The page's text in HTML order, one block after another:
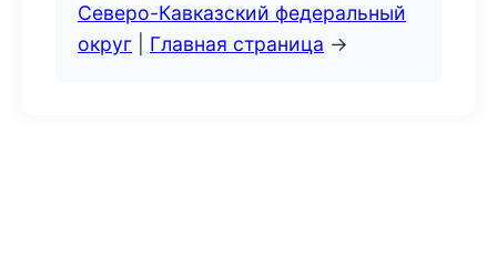
Северо-Кавказский федеральный
округ
Главная страница →